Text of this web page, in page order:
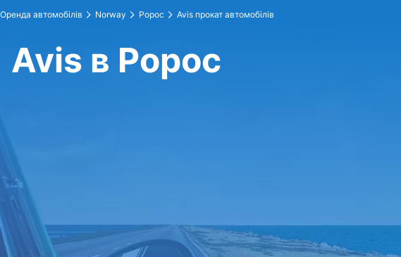
Оренда автомобілів Norway Ророс Avis прокат автомобілів
Avis в Ророс